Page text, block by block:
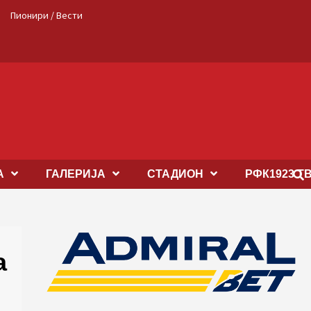
Пионири / Вести
ГАЛЕРИЈА СТАДИОН РФК1923